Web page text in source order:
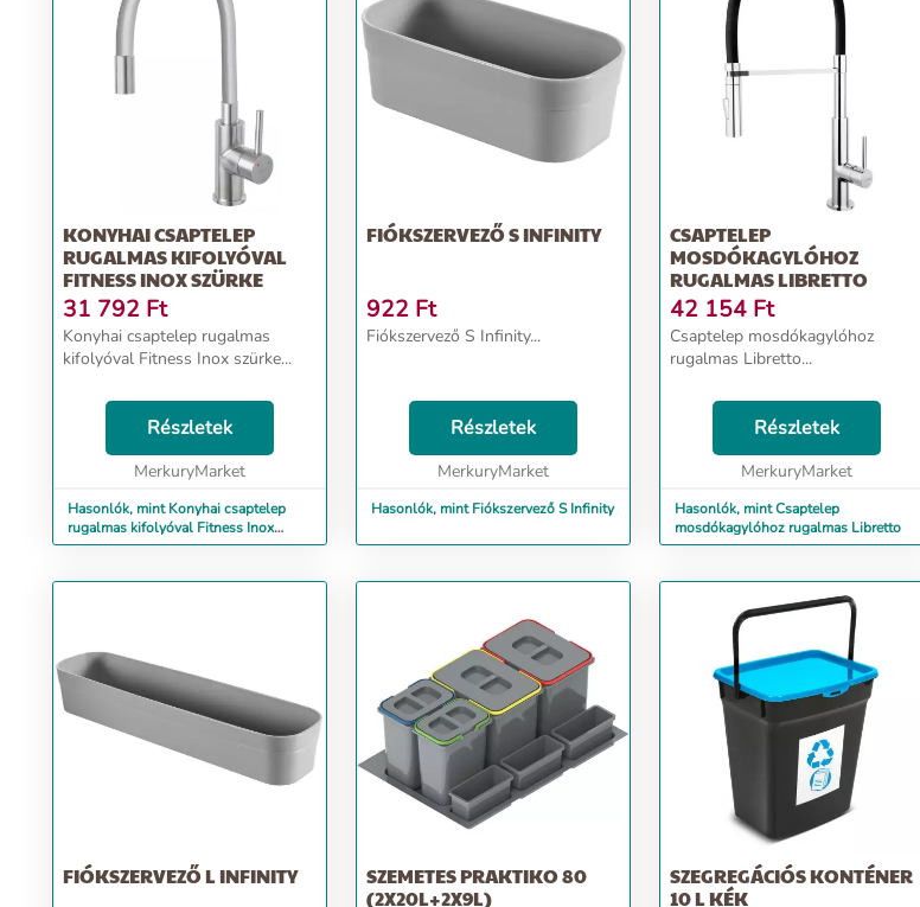
KONYHAI CSAPTELEP
RUGALMAS KIFOLYÓVAL
FITNESS INOX SZÜRKE
31 792 Ft
Konyhai csaptelep rugalmas
kifolyóval Fitness Inox szürke...
Részletek
MerkuryMarket
Hasonlók, mint Konyhai csaptelep
rugalmas kifolyóval Fitness Inox
szürke
FIÓKSZERVEZŐ S INFINITY
922 Ft
Fiókszervező S Infinity...
Részletek
MerkuryMarket
Hasonlók, mint Fiókszervező S Infinity
CSAPTELEP
MOSDÓKAGYLÓHOZ
RUGALMAS LIBRETTO
42 154 Ft
Csaptelep mosdókagylóhoz
rugalmas Libretto...
Részletek
MerkuryMarket
Hasonlók, mint Csaptelep
mosdókagylóhoz rugalmas Libretto
FIÓKSZERVEZŐ L INFINITY
SZEMETES PRAKTIKO 80
(2X20L+2X9L)
SZEGREGÁCIÓS KONTÉNER
10 L KÉK